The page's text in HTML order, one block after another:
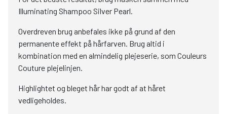
Illuminating Shampoo Silver Pearl.
Overdreven brug anbefales ikke på grund af den
permanente effekt på hårfarven. Brug altid i
kombination med en almindelig plejeserie, som Couleurs
Couture plejelinjen.
Highlightet og bleget hår har godt af at håret
vedligeholdes.